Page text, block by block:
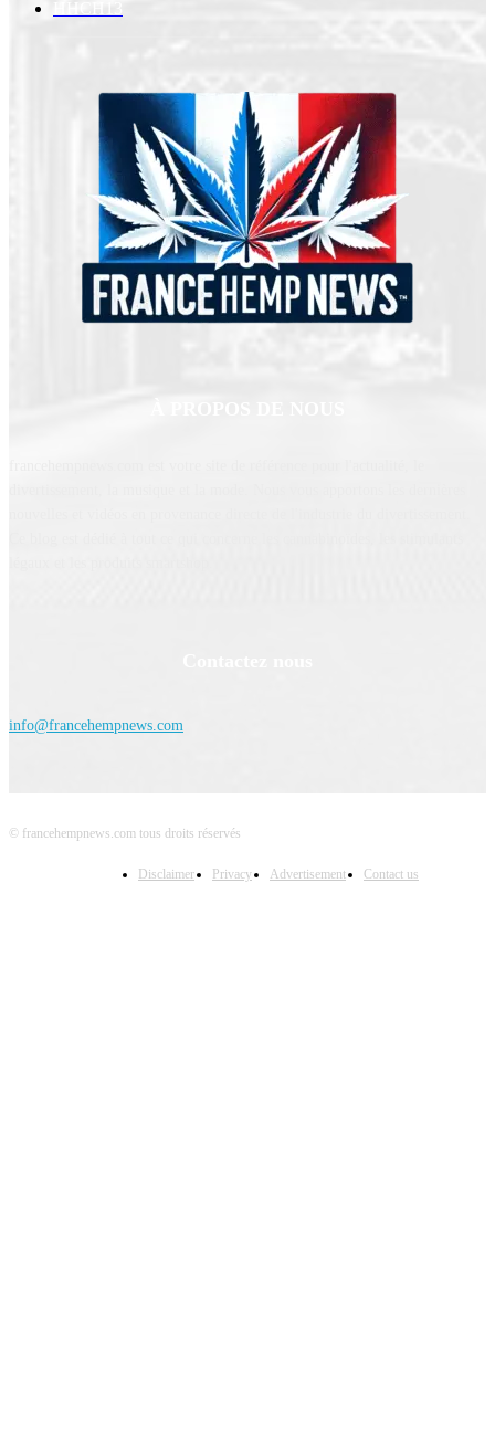
info@francehempnews.com
© francehempnews.com tous droits réservés
Disclaimer Privacy Advertisement Contact us